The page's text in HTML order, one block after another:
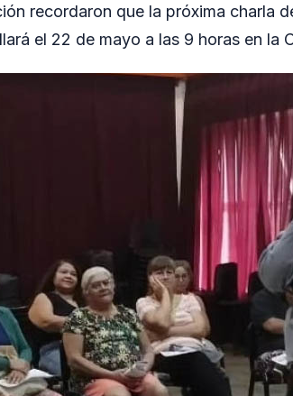
recordaron que la próxima charla
el 22 de mayo a las 9 horas en la